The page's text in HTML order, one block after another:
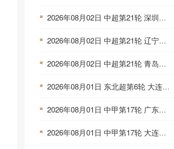
■ 2026年08月02日 中超第21轮 深圳新鹏城vs重庆铜梁龙 全场录像
■ 2026年08月02日 中超第21轮 辽宁铁人vs上海申花 全场录像
■ 2026年08月02日 中超第21轮 青岛西海岸vs青岛海牛 全场录像
■ 2026年08月01日 东北超第6轮 大连队 VS 鸡西队 全场录像
■ 2026年08月01日 中甲第17轮 广东广州豹 VS 佛山南狮 全场录像
■ 2026年08月01日 中甲第17轮 大连鲲城 VS 陕西联合 全场录像